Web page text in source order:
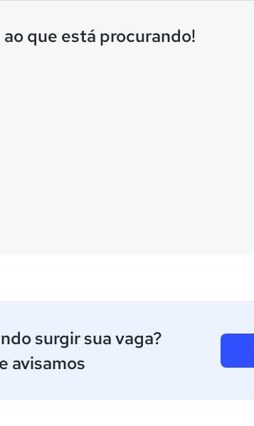
que está procurando!
surgir sua vaga?
avisamos